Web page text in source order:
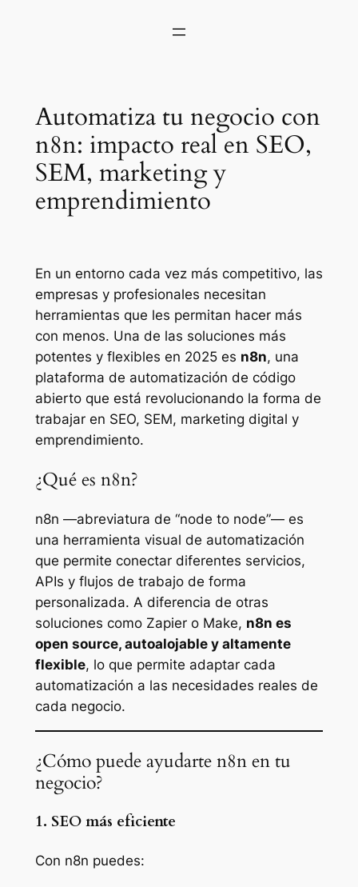
Automatiza tu negocio con
n8n: impacto real en SEO,
SEM, marketing y
emprendimiento
En un entorno cada vez más competitivo, las
empresas y profesionales necesitan
herramientas que les permitan hacer más
con menos. Una de las soluciones más
potentes y flexibles en 2025 es n8n, una
plataforma de automatización de código
abierto que está revolucionando la forma de
trabajar en SEO, SEM, marketing digital y
emprendimiento.
¿Qué es n8n?
n8n —abreviatura de “node to node”— es
una herramienta visual de automatización
que permite conectar diferentes servicios,
APIs y flujos de trabajo de forma
personalizada. A diferencia de otras
soluciones como Zapier o Make, n8n es
open source, autoalojable y altamente
flexible, lo que permite adaptar cada
automatización a las necesidades reales de
cada negocio.
¿Cómo puede ayudarte n8n en tu
negocio?
1. SEO más eficiente
Con n8n puedes: